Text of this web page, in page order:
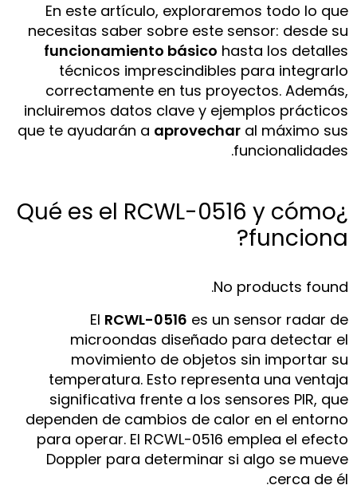
En este artículo, exploraremos todo lo que
necesitas saber sobre este sensor: desde su
funcionamiento básico hasta los detalles
técnicos imprescindibles para integrarlo
correctamente en tus proyectos. Además,
incluiremos datos clave y ejemplos prácticos
que te ayudarán a aprovecharal máximo sus
funcionalidades.
¿Qué es el RCWL-0516 y cómo
funciona?
No products found.
El RCWL-0516 es un sensor radar de
microondas diseñado para detectar el
movimiento de objetos sin importar su
temperatura. Esto representa una ventaja
significativa frente a los sensores PIR, que
dependen de cambios de calor en el entorno
para operar. El RCWL-0516 emplea el efecto
Doppler para determinar si algo se mueve
cerca de él.